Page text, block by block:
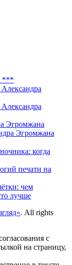
***
Эгромжана
Эгромжана
когда
печати на
чем
лучше
. All rights
с
на страницу,